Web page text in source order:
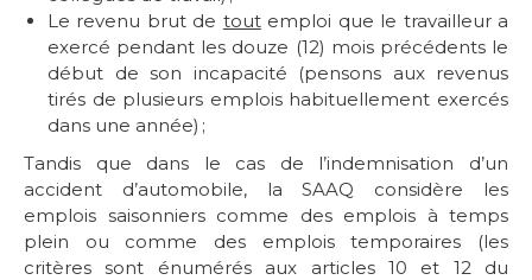
Le revenu brut de toutemploi que le travailleur a
exercé pendant les douze (12) mois précédents le
début de son incapacité (pensons aux revenus
tirés de plusieurs emplois habituellement exercés
dans une année) ;
Tandis que dans le cas de l’indemnisation d’un
accident d’automobile, la SAAQ considère les
emplois saisonniers comme des emplois à temps
plein ou comme des emplois temporaires (les
critères sont énumérés aux articles 10 et 12 du